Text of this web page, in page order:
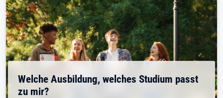
Welche Ausbildung, welches Studium passt
zu mir?